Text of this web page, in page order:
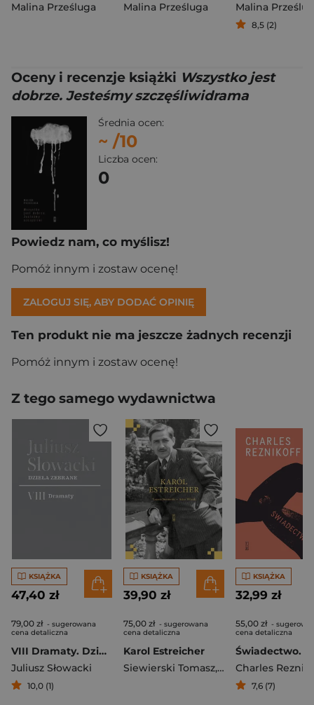
Malina Prześluga
Malina Prześluga
Malina
8,5 (2)
Oceny i recenzje książki Wszystko jest
dobrze. Jesteśmy szczęśliwidrama
Średnia ocen:
~ /10
Liczba ocen:
0
Powiedz nam, co myślisz!
Pomóż innym i zostaw ocenę!
ZALOGUJ SIĘ, ABY DODAĆ OPINIĘ
Ten produkt nie ma jeszcze żadnych recenzji
Pomóż innym i zostaw ocenę!
Z tego samego wydawnictwa
KSIĄŻKA
47,40 zł
79,00 zł - sugerowana
cena detaliczna
VIII Dramaty. Dzieła zebrane
Juliusz Słowacki
10,0 (1)
KSIĄŻKA
39,90 zł
75,00 zł - sugerowana
cena detaliczna
Karol Estreicher
Siewierski Tomasz, Artur Wójcik
KSIĄŻKA
32,99 zł
55,00 zł -
cena detaliczna
Charles
7,6 (7)